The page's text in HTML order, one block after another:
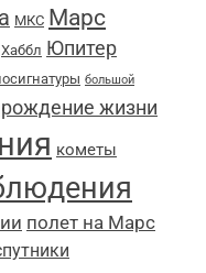
МКС Марс
Хаббл Юпитер
большой
жизни
кометы
полет на Марс